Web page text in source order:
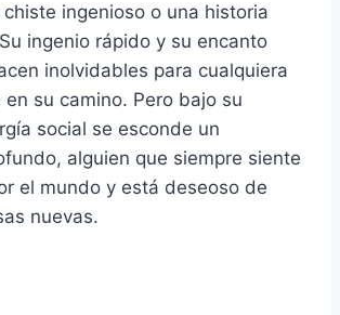
ingenioso o una historia
ingenio rápido y su encanto
inolvidables para cualquiera
en su camino. Pero bajo su
social se esconde un
alguien que siempre siente
el mundo y está deseoso de
nuevas.